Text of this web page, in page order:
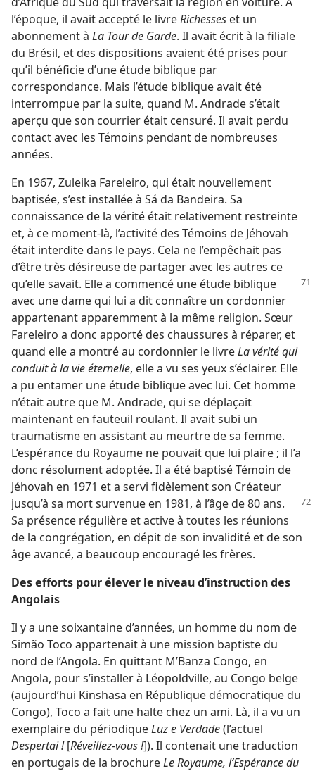
l’époque, il avait accepté le livreRichesses et un
abonnement à La Tour de Garde. Il avait écrit à la filiale
du Brésil, et des dispositions avaient été prises pour
qu’il bénéficie d’une étude biblique par
correspondance. Mais l’étude biblique avait été
interrompue par la suite, quand M. Andrade s’était
aperçu que son courrier était censuré. Il avait perdu
contact avec les Témoins pendant de nombreuses
années.
En 1967, Zuleika Fareleiro, qui était nouvellement
baptisée, s’est installée à Sá da Bandeira. Sa
connaissance de la vérité était relativement restreinte
et, à ce moment-​là, l’activité des Témoins de Jéhovah
était interdite dans le pays. Cela ne l’empêchait pas
d’être très désireuse de partager avec les autres ce
qu’elle savait. Elle a commencé une étude biblique
avec une dame qui lui a dit connaître un cordonnier
appartenant apparemment à la même religion. Sœur
Fareleiro a donc apporté des chaussures à réparer, et
quand elle a montré au cordonnier le livreLa vérité qui
conduit à la vie éternelle, elle a vu ses yeux s’éclairer. Elle
a pu entamer une étude biblique avec lui. Cet homme
n’était autre que M. Andrade, qui se déplaçait
maintenant en fauteuil roulant. Il avait subi un
traumatisme en assistant au meurtre de sa femme.
L’espérance du Royaume ne pouvait que lui plaire ; il l’a
donc résolument adoptée. Il a été baptisé Témoin de
Jéhovah en 1971 et a servi fidèlement son Créateur
jusqu’à sa mort survenue en 1981, à l’âge de 80 ans.
Sa présence régulière et active à toutes les réunions
de la congrégation, en dépit de son invalidité et de son
âge avancé, a beaucoup encouragé les frères.
Des efforts pour élever le niveau d’instruction des
Angolais
Il y a une soixantaine d’années, un homme du nom de
Simão Toco appartenait à une mission baptiste du
nord de l’Angola. En quittant M’Banza Congo, en
Angola, pour s’installer à Léopoldville, au Congo belge
(aujourd’hui Kinshasa en République démocratique du
Congo), Toco a fait une halte chez un ami. Là, il a vu un
exemplaire du périodiqueLuz e Verdade(l’actuel
Despertai ![Réveillez-vous !]). Il contenait une traduction
en portugais de la brochureLe Royaume, l’Espérance du